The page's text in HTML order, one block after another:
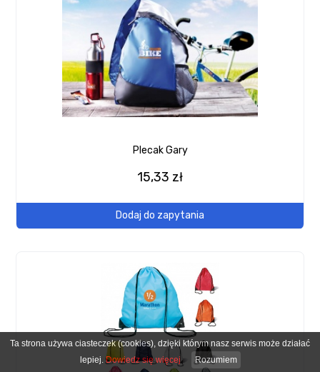
Plecak Gary
15,33 zł
Dodaj do zapytania
Ta strona używa ciasteczek (cookies), dzięki którym nasz serwis może działać
lepiej. Dowiedz się więcej Rozumiem